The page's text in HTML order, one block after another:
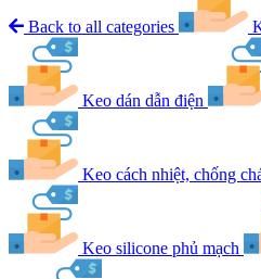
Back to all categories
Keo dán dẫn điện
Keo cách nhiệt, chống
Keo silicone phủ mạch